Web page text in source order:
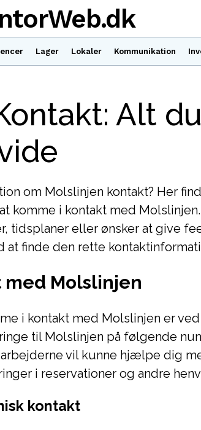
Lager Lokaler Kommunikation
Alt du
om Molslinjen kontakt? Her
komme i kontakt med
tidsplaner eller ønsker at give
finde den rette
Molslinjen
i kontakt med Molslinjen er
til Molslinjen på følgende
vil kunne hjælpe dig
i reservationer og andre
kontakt